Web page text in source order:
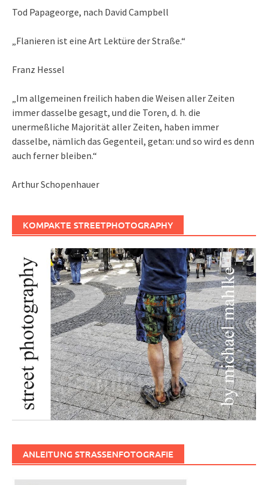
Tod Papageorge, nach David Campbell
„Flanieren ist eine Art Lektüre der Straße.“
Franz Hessel
„Im allgemeinen freilich haben die Weisen aller Zeiten
immer dasselbe gesagt, und die Toren, d. h. die
unermeßliche Majorität aller Zeiten, haben immer
dasselbe, nämlich das Gegenteil, getan: und so wird es denn
auch ferner bleiben.“
Arthur Schopenhauer
KOMPAKTE STREETPHOTOGRAPHY
ANLEITUNG STRASSENFOTOGRAFIE